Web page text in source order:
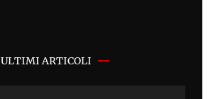
ULTIMI ARTICOLI